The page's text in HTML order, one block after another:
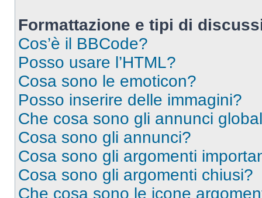
Formattazione e tipi di
Cos’è il BBCode?
Posso usare l’HTML?
Cosa sono le emoticon?
Posso inserire delle immagini?
Che cosa sono gli annunci
Cosa sono gli annunci?
Cosa sono gli argomenti
Cosa sono gli argomenti chiusi?
Che cosa sono le icone